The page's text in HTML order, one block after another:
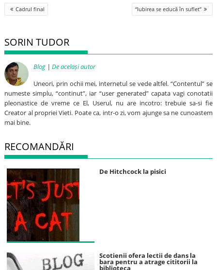
Post
navigation
Cadrul final “Iubirea se educă în suflet”
SORIN TUDOR
Blog |De același autor
Uneori, prin ochii mei, internetul se vede altfel. “Contentul” se
numeste simplu, “continut”, iar “user generated” capata vagi conotatii
pleonastice de vreme ce El, Userul, nu are incotro: trebuie sa-si fie
Creator al propriei Vieti. Poate ca, intr-o zi, vom ajunge sa ne cunoastem
mai bine.
RECOMANDĂRI
De Hitchcock la pisici
Scotienii ofera lectii de dans la
bara pentru a atrage cititorii la
biblioteca